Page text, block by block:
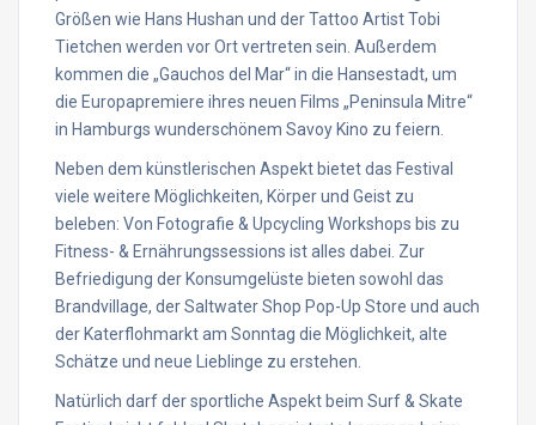
Größen wie Hans Hushan und der Tattoo Artist Tobi
Tietchen werden vor Ort vertreten sein. Außerdem
kommen die „Gauchos del Mar“ in die Hansestadt, um
die Europapremiere ihres neuen Films „Peninsula Mitre“
in Hamburgs wunderschönem Savoy Kino zu feiern.
Neben dem künstlerischen Aspekt bietet das Festival
viele weitere Möglichkeiten, Körper und Geist zu
beleben: Von Fotografie & Upcycling Workshops bis zu
Fitness- & Ernährungssessions ist alles dabei. Zur
Befriedigung der Konsumgelüste bieten sowohl das
Brandvillage, der Saltwater Shop Pop-Up Store und auch
der Katerflohmarkt am Sonntag die Möglichkeit, alte
Schätze und neue Lieblinge zu erstehen.
Natürlich darf der sportliche Aspekt beim Surf & Skate